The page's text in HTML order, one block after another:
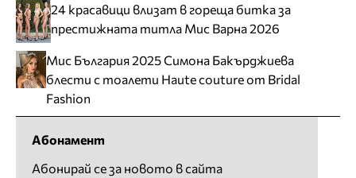
24 красавици влизат в гореща битка за
престижната титла Мис Варна 2026
Мис България 2025 Симона Бакърджиева
блести с тоалети Haute couture от Bridal
Fashion
Абонамент
Абонирай се за новото в сайта